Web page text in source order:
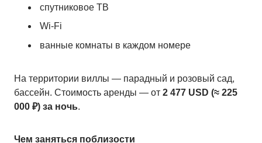
спутниковое ТВ
Wi-Fi
ванные комнаты в каждом номере
На территории виллы — парадный и розовый сад,
бассейн. Стоимость аренды — от 2 477 USD (≈ 225
000 ₽) за ночь.
Чем заняться поблизости